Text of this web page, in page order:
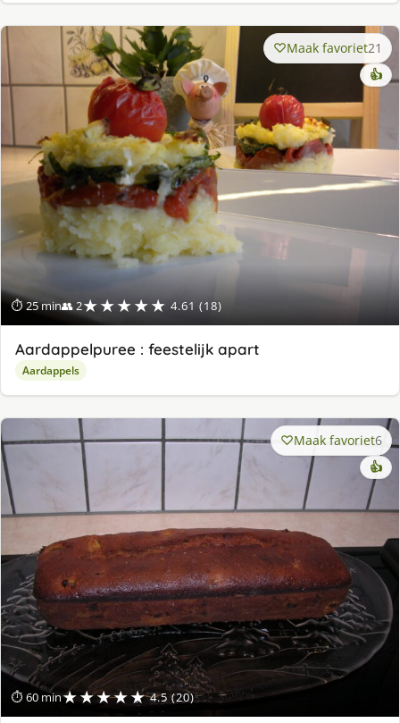
⏱ 25 min👥 2★★★★★ 4.61 (18)
Maak favoriet21
👍
Aardappelpuree : feestelijk apart
Aardappels
⏱ 60 min★★★★★ 4.5 (20)
Maak favoriet6
👍